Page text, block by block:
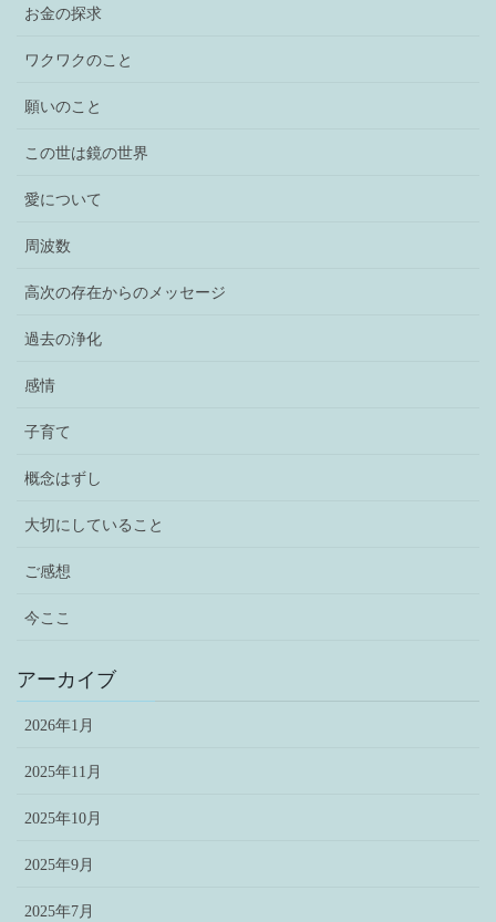
お金の探求
ワクワクのこと
願いのこと
この世は鏡の世界
愛について
周波数
高次の存在からのメッセージ
過去の浄化
感情
子育て
概念はずし
大切にしていること
ご感想
今ここ
アーカイブ
2026年1月
2025年11月
2025年10月
2025年9月
2025年7月